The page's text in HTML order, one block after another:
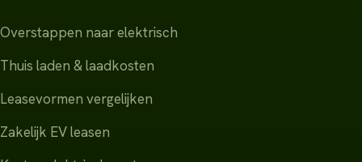
Overstappen naar elektrisch
Thuis laden & laadkosten
Leasevormen vergelijken
Zakelijk EV leasen